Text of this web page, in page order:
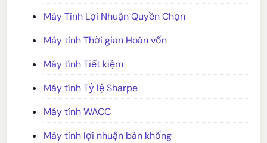
Máy Tính Lợi Nhuận Quyền Chọn
Máy tính Thời gian Hoàn vốn
Máy tính Tiết kiệm
Máy tính Tỷ lệ Sharpe
Máy tính WACC
Máy tính lợi nhuận bán khống